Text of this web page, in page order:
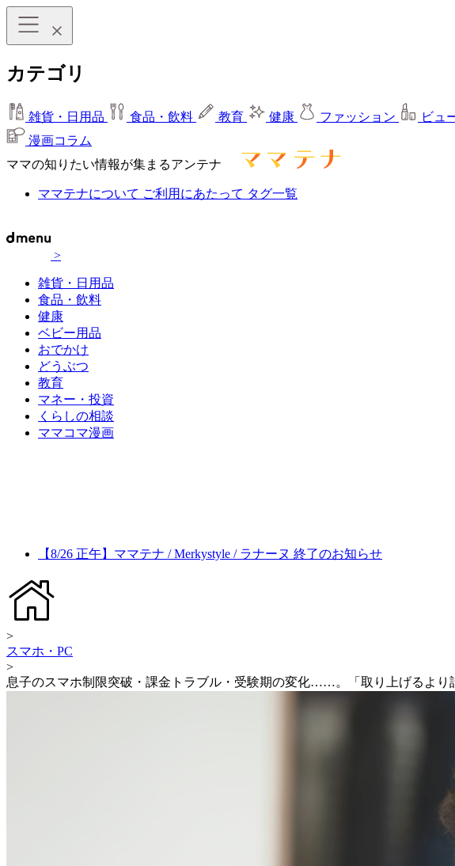
カテゴリ
雑貨・日用品 食品・飲料 教育 健康 ファッション ビュ
漫画コラム
ママの知りたい情報が集まるアンテナ
ママテナについて ご利用にあたって タグ一覧
>
雑貨・日用品
食品・飲料
健康
ベビー用品
おでかけ
どうぶつ
教育
マネー・投資
くらしの相談
ママコマ漫画
【8/26 正午】ママテナ / Merkystyle / ラナーヌ 終了のお知らせ
>
スマホ・PC
>
息子のスマホ制限突破・課金トラブル・受験期の変化……。「取り上げるより